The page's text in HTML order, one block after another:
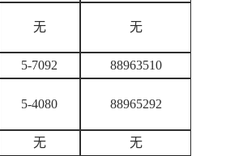
无 无
5-7092 88963510
5-4080
88965292
无
无